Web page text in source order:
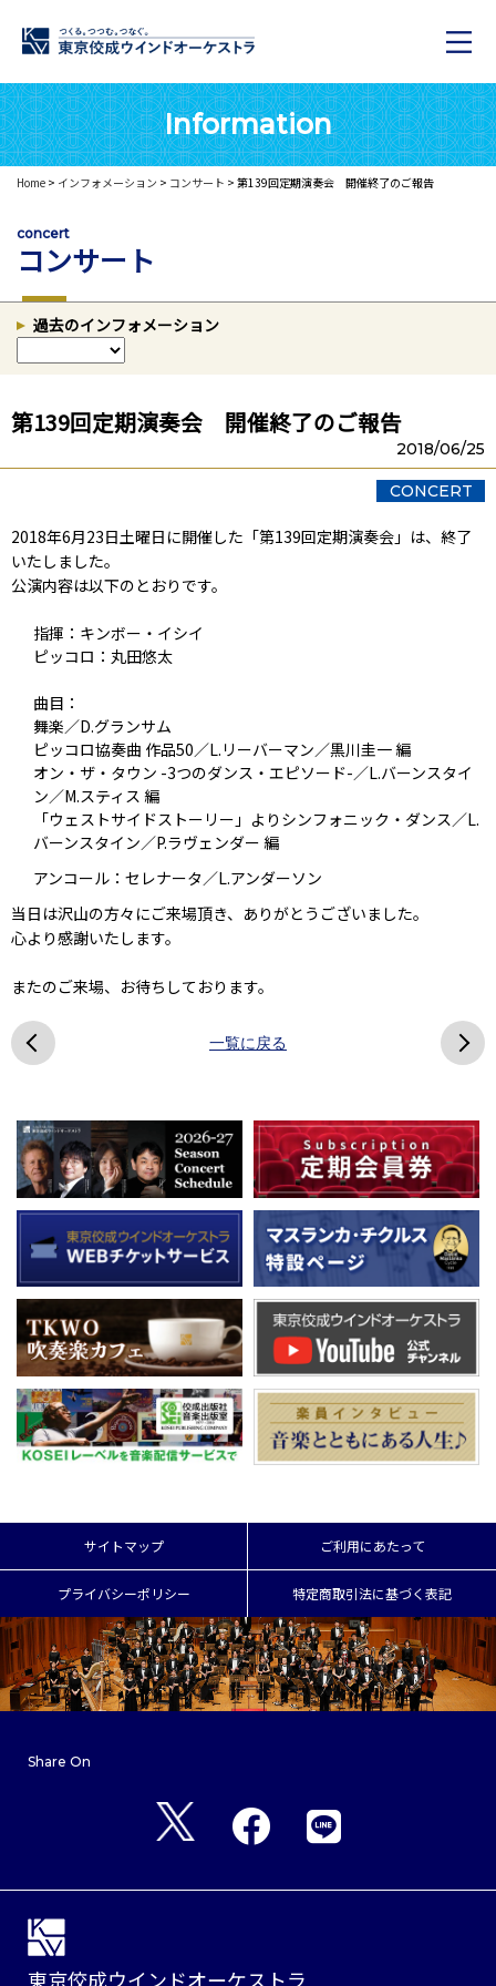
Information
Home > インフォメーション > コンサート > 第139回定期演奏会 開催終了のご報告
concert
コンサート
過去のインフォメーション
第139回定期演奏会 開催終了のご報告
2018/06/25
CONCERT
2018年6月23日土曜日に開催した「第139回定期演奏会」は、終了
いたしました。
公演内容は以下のとおりです。
指揮：キンボー・イシイ
ピッコロ：丸田悠太
曲目：
舞楽／D.グランサム
ピッコロ協奏曲 作品50／L.リーバーマン／黒川圭一 編
オン・ザ・タウン -3つのダンス・エピソード-／L.バーンスタイ
ン／M.スティス 編
「ウェストサイドストーリー」よりシンフォニック・ダンス／L.
バーンスタイン／P.ラヴェンダー 編
アンコール：セレナータ／L.アンダーソン
当日は沢山の方々にご来場頂き、ありがとうございました。
心より感謝いたします。
またのご来場、お待ちしております。
一覧に戻る
サイトマップ ご利用にあたって
プライバシーポリシー 特定商取引法に基づく表記
Share On
東京佼成ウインドオーケストラ